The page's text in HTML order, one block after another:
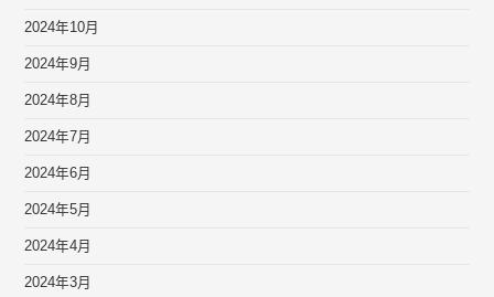
2024年10月
2024年9月
2024年8月
2024年7月
2024年6月
2024年5月
2024年4月
2024年3月